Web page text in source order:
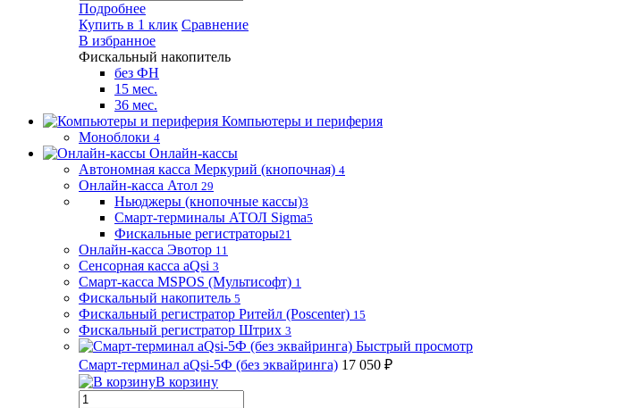
Подробнее
Купить в 1 клик Сравнение
В избранное
Фискальный накопитель
без ФН
15 мес.
36 мес.
Компьютеры и периферия
Моноблоки 4
Онлайн-кассы
Автономная касса Меркурий (кнопочная) 4
Онлайн-касса Атол 29
Ньюджеры (кнопочные кассы)3
Смарт-терминалы АТОЛ Sigma5
Фискальные регистраторы21
Онлайн-касса Эвотор 11
Сенсорная касса aQsi 3
Смарт-касса MSPOS (Мультисофт) 1
Фискальный накопитель 5
Фискальный регистратор Ритейл (Poscenter) 15
Фискальный регистратор Штрих 3
Быстрый просмотр
Смарт-терминал aQsi-5Ф (без эквайринга) 17 050 ₽
В корзину